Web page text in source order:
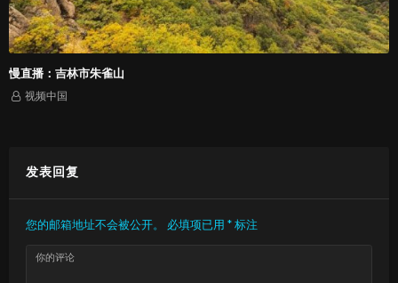
慢直播：吉林市朱雀山
视频中国
发表回复
您的邮箱地址不会被公开。 必填项已用*标注
你的评论